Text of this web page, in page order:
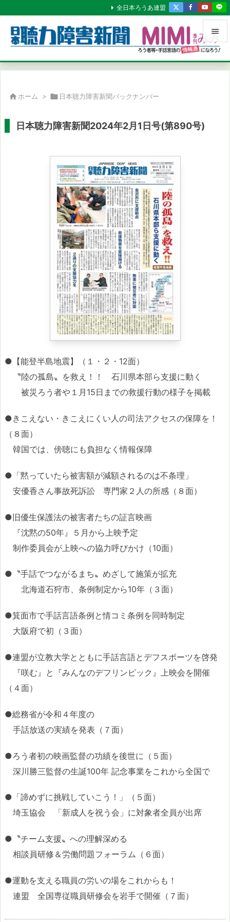


メニュ
全日本ろうあ連盟
 ホーム >  日本聴力障害新聞バックナンバー
日本聴力障害新聞2024年2月1日号(第890号)
●【能登半島地震】（１・２・12面）
〝陸の孤島〟を救え！！ 石川県本部ら支援に動く
被災ろう者や１月15日までの救援行動の様子を掲載
●きこえない・きこえにくい人の司法アクセスの保障を！
（８面）
韓国では、傍聴にも負担なく情報保障
●「黙っていたら被害額が減額されるのは不条理」
安優香さん事故死訴訟 専門家２人の所感（８面）
●旧優生保護法の被害者たちの証言映画
『沈黙の50年』５月から上映予定
制作委員会が上映への協力呼びかけ（10面）
●〝手話でつながるまち〟めざして施策が拡充
北海道石狩市、条例制定から10年（３面）
●箕面市で手話言語条例と情コミ条例を同時制定
大阪府で初（３面）
●連盟が立教大学とともに手話言語とデフスポーツを啓発
『咲む』と『みんなのデフリンピック』上映会を開催
（４面）
●総務省が令和４年度の
手話放送の実績を発表（７面）
●ろう者初の映画監督の功績を後世に（５面）
深川勝三監督の生誕100年 記念事業をこれから全国で
●「諦めずに挑戦していこう！」（５面）
埼玉協会 「新成人を祝う会」に対象者全員が出席
●〝チーム支援〟への理解深める
相談員研修＆労働問題フォーラム（６面）
●運動を支える職員の労いの場をこれからも！
連盟 全国専従職員研修会を岩手で開催（７面）